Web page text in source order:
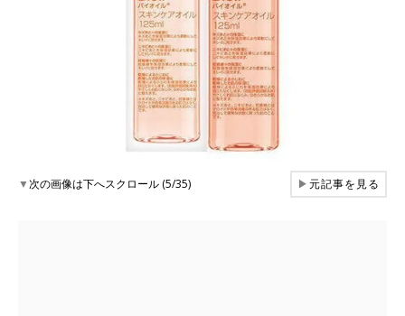
▼次の画像は下へスクロール (5/35) ▶元記事を見る